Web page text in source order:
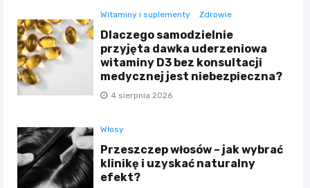
Witaminy i suplementy Zdrowie
Dlaczego samodzielnie
przyjęta dawka uderzeniowa
witaminy D3 bez konsultacji
medycznej jest niebezpieczna?
4 sierpnia 2026
Włosy
Przeszczep włosów – jak wybrać
klinikę i uzyskać naturalny
efekt?